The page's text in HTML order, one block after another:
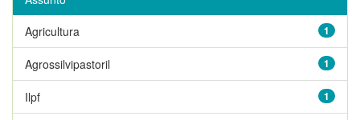
1
Agricultura
1
Agrossilvipastoril
1
Ilpf